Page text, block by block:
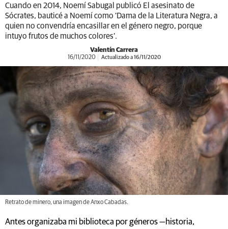
Cuando en 2014, Noemí Sabugal publicó El asesinato de
Sócrates, bauticé a Noemí como ‘Dama de la Literatura Negra, a
quien no convendría encasillar en el género negro, porque
intuyo frutos de muchos colores’.
Valentín Carrera
16/11/2020 Actualizado a 16/11/2020
Retrato de minero, una imagen de Anxo Cabadas.
Antes organizaba mi biblioteca por géneros —historia,